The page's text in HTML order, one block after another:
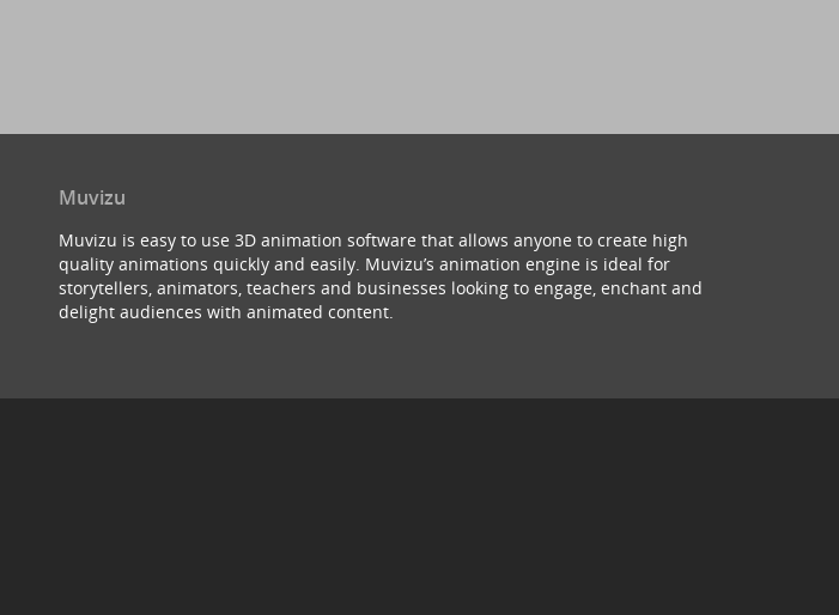
Muvizu
Muvizu is easy to use 3D animation software that allows anyone to create high
quality animations quickly and easily. Muvizu’s animation engine is ideal for
storytellers, animators, teachers and businesses looking to engage, enchant and
delight audiences with animated content.